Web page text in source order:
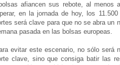
afiancen sus rebote, al menos
en la jornada de hoy, los
será clave para que no se abra un
pasada en las bolsas europeas.
evitar este escenario, no sólo será
clave, sino que consiga batir las